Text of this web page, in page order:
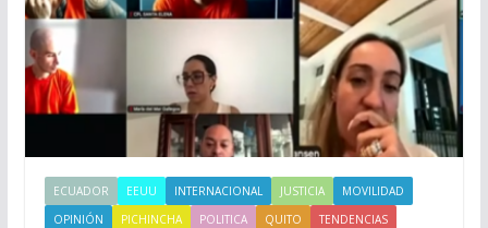
ECUADOR EEUU INTERNACIONAL JUSTICIA
MOVILIDAD
OPINIÓN
PICHINCHA POLITICA QUITO TENDENCIAS